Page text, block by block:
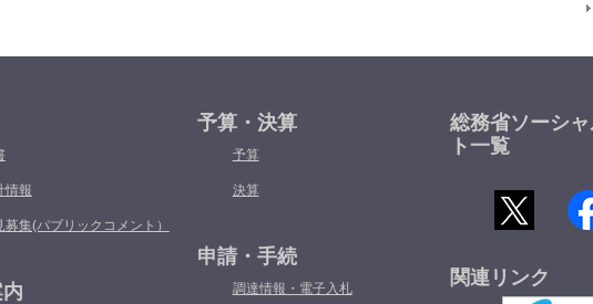
情報
募集(パブリックコメント）
予算・決算
予算
決算
申請・手続
調達情報・電子入札
総務省ソーシ
ト一覧
関連リンク